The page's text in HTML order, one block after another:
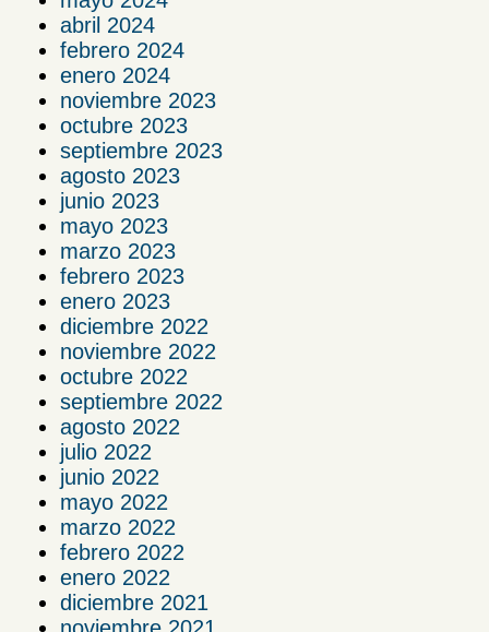
abril 2024
febrero 2024
enero 2024
noviembre 2023
octubre 2023
septiembre 2023
agosto 2023
junio 2023
mayo 2023
marzo 2023
febrero 2023
enero 2023
diciembre 2022
noviembre 2022
octubre 2022
septiembre 2022
agosto 2022
julio 2022
junio 2022
mayo 2022
marzo 2022
febrero 2022
enero 2022
diciembre 2021
noviembre 2021